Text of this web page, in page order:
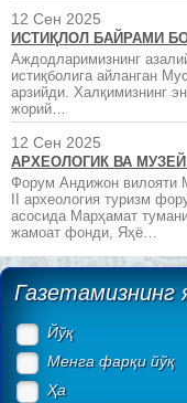
12 Сен 2025
ИСТИҚЛОЛ БАЙРАМИ
Аждодларимизнинг
истиқболига айланган
арзийди. Халқимизнинг
жорий…
12 Сен 2025
АРХЕОЛОГИК ВА
Форум Андижон вилояти
II археология туризм
асосида Марҳамат
жамоат фонди, Яҳё…
Газетамизнинг
Йўқ
Менга фарқи йўқ
Ҳа